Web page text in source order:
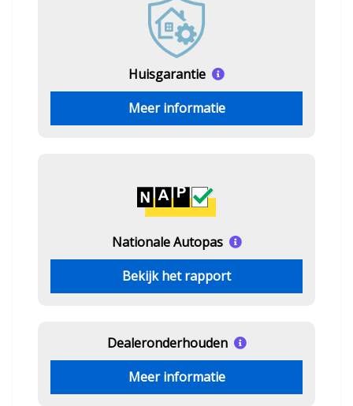
Huisgarantie
Meer informatie
Nationale Autopas
Bekijk het rapport
Dealeronderhouden
Meer informatie